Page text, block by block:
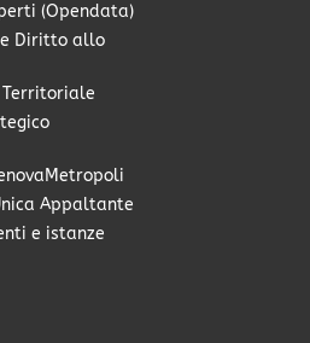
(Opendata)
Diritto allo
Appaltante
e istanze